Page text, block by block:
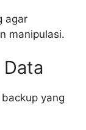
agar
manipulasi.
yang